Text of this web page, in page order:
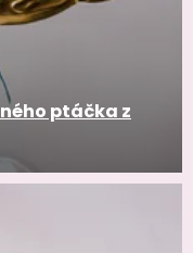
ptáčka z